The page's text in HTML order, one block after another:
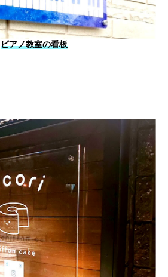
ピアノ教室の看板